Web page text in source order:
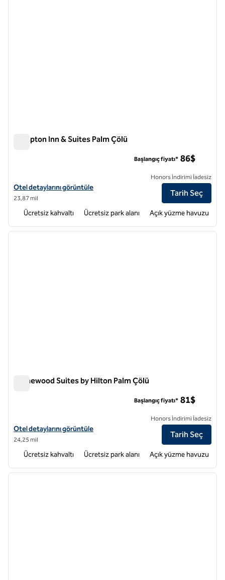
Hampton Inn & Suites Palm Çölü
Hampton Inn & Suites Palm Desert için otel detaylarını görüntüleyin
Otel detaylarını görüntüle
23,87 mil
Başlangıç fiyatı* 86$
Honors İndirimi İadesiz
Tarih Seç
Ücretsiz kahvaltı Ücretsiz park alanı Açık yüzme havuzu
1 / 12
Homewood Suites by Hilton Palm Çölü
Homewood Suites by Hilton Palm Desert için otel detaylarını
Otel detaylarını görüntüle
24,25 mil
Başlangıç fiyatı* 81$
Honors İndirimi İadesiz
Tarih Seç
Ücretsiz kahvaltı Ücretsiz park alanı Açık yüzme havuzu
1 / 12